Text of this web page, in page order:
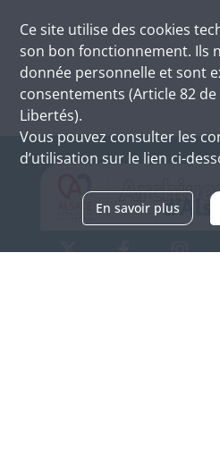
Ce site utilise des cookies
son bon fonctionnement. Ils
donnée personnelle et sont
consentements (Article 82
Libertés).
Vous pouvez consulter les
d’utilisation sur le lien ci-
En savoir plus